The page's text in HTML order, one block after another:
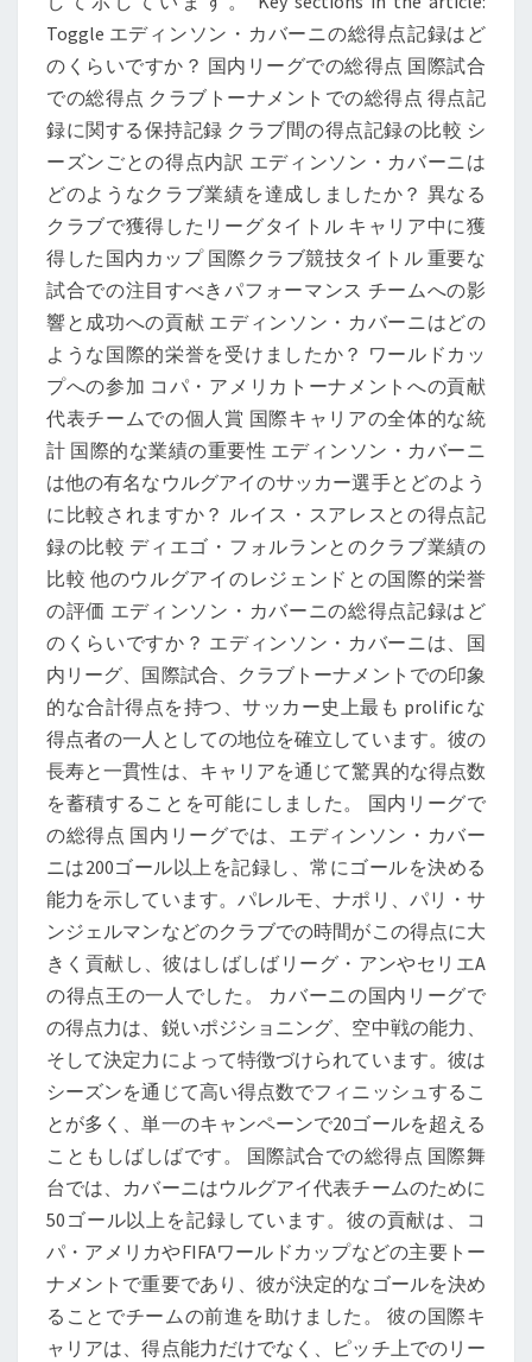
記
録、
ク
ラ
ブ
の
業
績、
国
際
的
な
栄
誉
Toggle エディンソン・カバーニの総得点記録はど
のくらいですか？ 国内リーグでの総得点 国際試合
での総得点 クラブトーナメントでの総得点 得点記
録に関する保持記録 クラブ間の得点記録の比較 シ
ーズンごとの得点内訳 エディンソン・カバーニは
どのようなクラブ業績を達成しましたか？ 異なる
クラブで獲得したリーグタイトル キャリア中に獲
得した国内カップ 国際クラブ競技タイトル 重要な
試合での注目すべきパフォーマンス チームへの影
響と成功への貢献 エディンソン・カバーニはどの
ような国際的栄誉を受けましたか？ ワールドカッ
プへの参加 コパ・アメリカトーナメントへの貢献
代表チームでの個人賞 国際キャリアの全体的な統
計 国際的な業績の重要性 エディンソン・カバーニ
は他の有名なウルグアイのサッカー選手とどのよう
に比較されますか？ ルイス・スアレスとの得点記
録の比較 ディエゴ・フォルランとのクラブ業績の
比較 他のウルグアイのレジェンドとの国際的栄誉
の評価 エディンソン・カバーニの総得点記録はど
のくらいですか？ エディンソン・カバーニは、国
内リーグ、国際試合、クラブトーナメントでの印象
的な合計得点を持つ、サッカー史上最も prolific な
得点者の一人としての地位を確立しています。彼の
長寿と一貫性は、キャリアを通じて驚異的な得点数
を蓄積することを可能にしました。 国内リーグで
の総得点 国内リーグでは、エディンソン・カバー
ニは200ゴール以上を記録し、常にゴールを決める
能力を示しています。パレルモ、ナポリ、パリ・サ
ンジェルマンなどのクラブでの時間がこの得点に大
きく貢献し、彼はしばしばリーグ・アンやセリエA
の得点王の一人でした。 カバーニの国内リーグで
の得点力は、鋭いポジショニング、空中戦の能力、
そして決定力によって特徴づけられています。彼は
シーズンを通じて高い得点数でフィニッシュするこ
とが多く、単一のキャンペーンで20ゴールを超える
こともしばしばです。 国際試合での総得点 国際舞
台では、カバーニはウルグアイ代表チームのために
50ゴール以上を記録しています。彼の貢献は、コ
パ・アメリカやFIFAワールドカップなどの主要トー
ナメントで重要であり、彼が決定的なゴールを決め
ることでチームの前進を助けました。 彼の国際キ
ャリアは、得点能力だけでなく、ピッチ上でのリー